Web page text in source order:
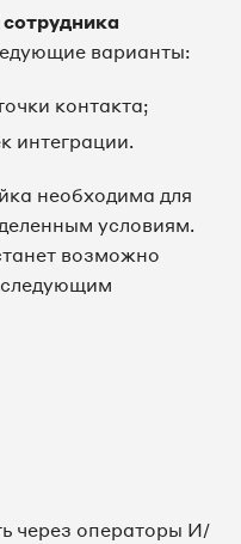
варианты:
контакта;
интеграции.
необходима для
условиям.
возможно
через операторы И/